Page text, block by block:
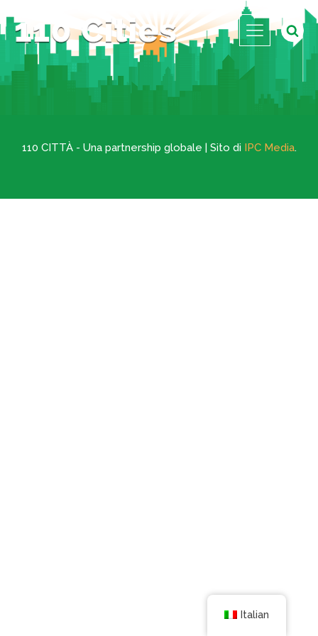
110 CITTÀ - Una partnership globale | Sito di IPC Media.
Italian